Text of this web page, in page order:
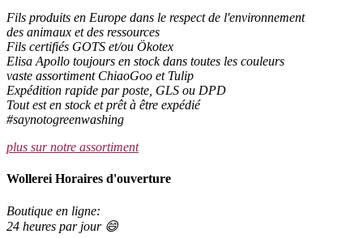
Fils produits en Europe dans le respect de l'environnement
des animaux et des ressources
Fils certifiés GOTS et/ou Ökotex
Elisa Apollo toujours en stock dans toutes les couleurs
vaste assortiment ChiaoGoo et Tulip
Expédition rapide par poste, GLS ou DPD
Tout est en stock et prêt à être expédié
#saynotogreenwashing
plus sur notre assortiment
Wollerei Horaires d'ouverture
Boutique en ligne:
24 heures par jour 😄